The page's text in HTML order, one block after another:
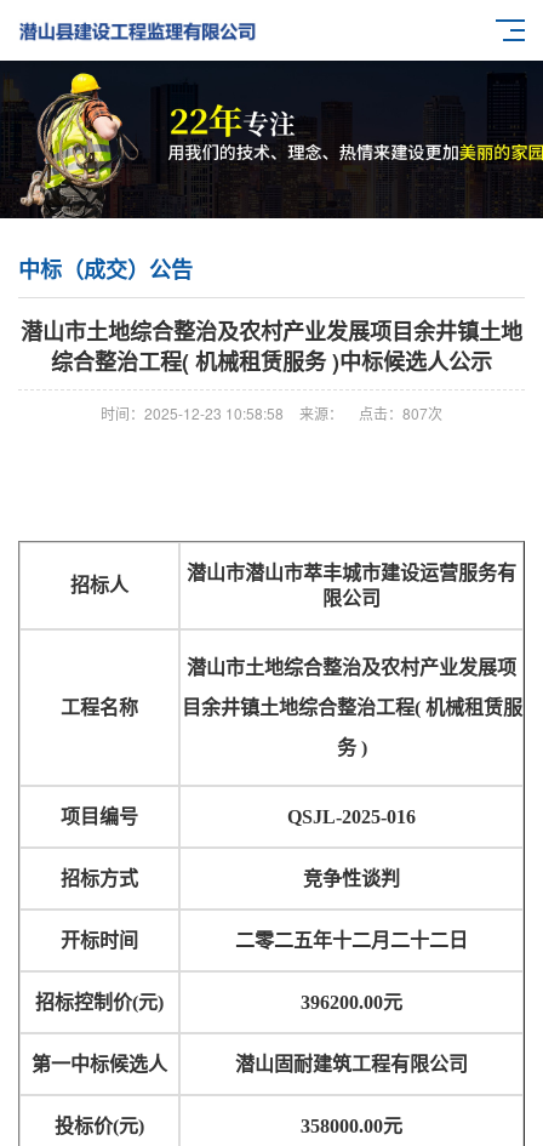
中标（成交）公告
潜山市土地综合整治及农村产业发展项目余井镇土地
综合整治工程( 机械租赁服务 )中标候选人公示
时间：2025-12-23 10:58:58 来源： 点击： 807次
招标人
潜山市潜山市萃丰城市建设运营服务有
限公司
工程名称
潜山市土地综合整治及农村产业发展项
目余井镇土地综合整治工程( 机械租赁服
务 )
项目编号 QSJL-2025-016
招标方式 竞争性谈判
开标时间 二零二五年十二月 二十二 日
招标控制价(元) 396200.00元
第一中标候选人 潜山固耐建筑工程有限公司
投标价(元) 358000.00元